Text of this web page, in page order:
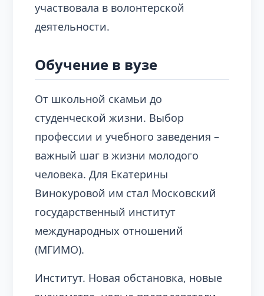
участвовала в волонтерской
деятельности.
Обучение в вузе
От школьной скамьи до
студенческой жизни. Выбор
профессии и учебного заведения –
важный шаг в жизни молодого
человека. Для Екатерины
Винокуровой им стал Московский
государственный институт
международных отношений
(МГИМО).
Институт. Новая обстановка, новые